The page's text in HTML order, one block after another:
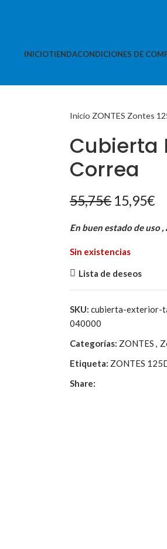
INICIOTIENDACONDICIONES DE
Inicio ZONTES Zontes
Cubierta
Correa
55,75€ El
original
era:
15,95€
En buen estado de uso
Sin existencias
Lista de deseos
SKU:cubierta-exterior-
040000
Categorías: ZONTES ,
Etiqueta: ZONTES
Share: